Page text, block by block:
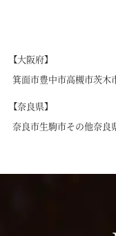
【大阪府】
箕面市豊中市高槻市茨木
【奈良県】
奈良市生駒市その他奈良